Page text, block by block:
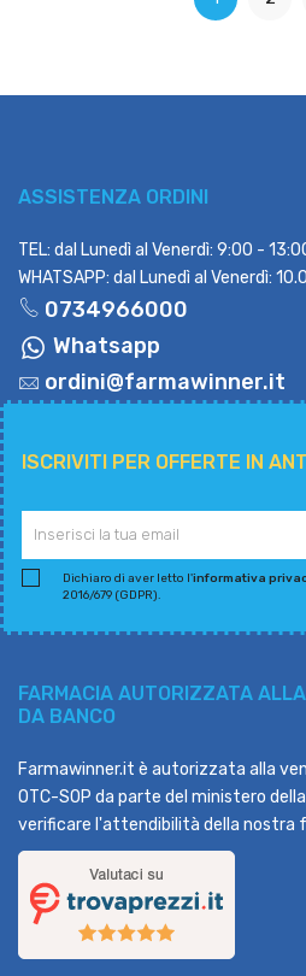
ASSISTENZA ORDINI
TEL: dal Lunedì al Venerdì: 9:00 -
WHATSAPP: dal Lunedì al Venerdì:
0734966000
Whatsapp
ordini@farmawinner.it
ISCRIVITI PER OFFERTE IN
Dichiaro di aver letto l'informativa
2016/679 (GDPR).
FARMACIA AUTORIZZATA
DA BANCO
Farmawinner.it è autorizzata alla
OTC-SOP da parte del ministero
verificare l'attendibilità della nostra